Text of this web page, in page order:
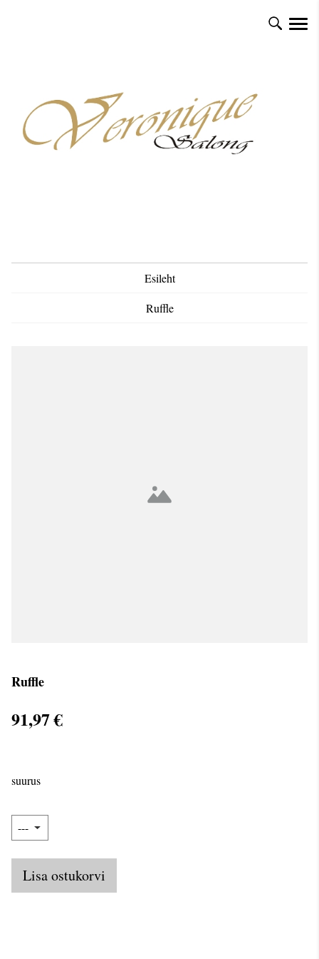
Esileht
Ruffle
Ruffle
91,97 €
suurus
Lisa ostukorvi